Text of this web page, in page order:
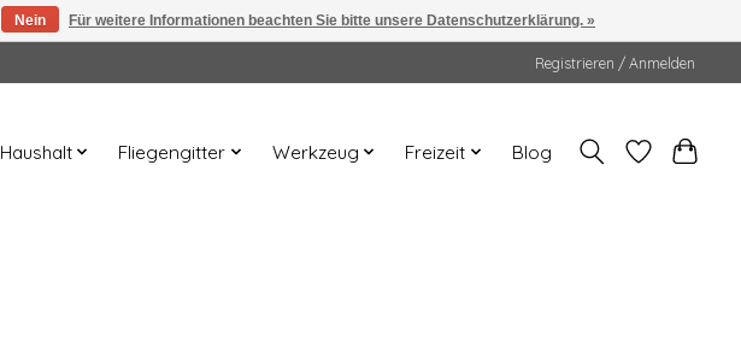
Registrieren / Anmelden
Haushalt Fliegengitter Werkzeug Freizeit Blog
Nein Für weitere Informationen beachten Sie bitte unsere Datenschutzerklärung. »